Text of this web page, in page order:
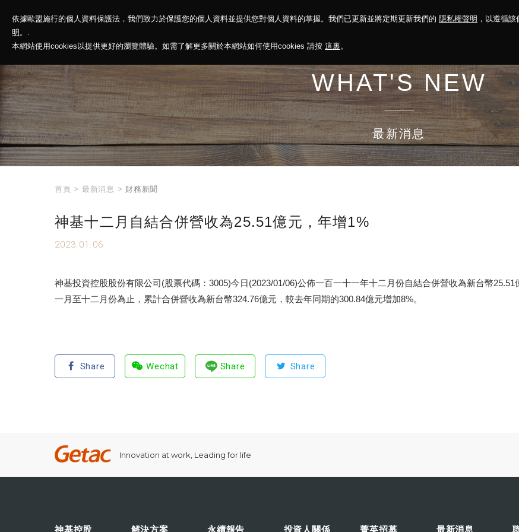
依據歐盟施行的個人資料保護法，我們致力於保護您的個人資料並提供您對個人資料的掌握。我們已更新並將定期更新我們的 隱私權聲明 ，以遵循
明 。.
本網站使用cookies以提供更好的瀏覽體驗。如需了解更多關於本網站如何使用cookies 請按 這裏。
神基投控 解決方案 永續報告 投資人關係 菁英招募 最新
WHAT'S NEW
最新消息
首頁 > 最新消息 > 財務新聞
神基十二月自結合併營收為25.51億元，年增1%
2023.01.06
神基投資控股股份有限公司(股票代碼：3005)今日(2023/01/06)公佈一百一十一年十二月份自結合併營收為新台幣
一月至十二月份為止，累計合併營收為新台幣324.76億元，較去年同期的300.84億元增加8%。
Share Wechat Share Share
Innovation at work, Leading for life
神基控股 解決方案 永續報告 投資人關係 菁英招募 最新消息